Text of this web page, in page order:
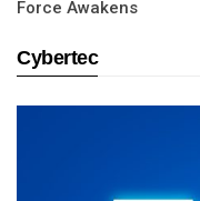
Force Awakens
Cybertec